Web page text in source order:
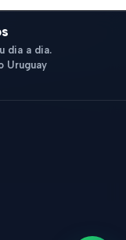
dia a dia.
Uruguay